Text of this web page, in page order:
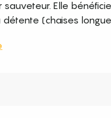
sauveteur. Elle
(chaises